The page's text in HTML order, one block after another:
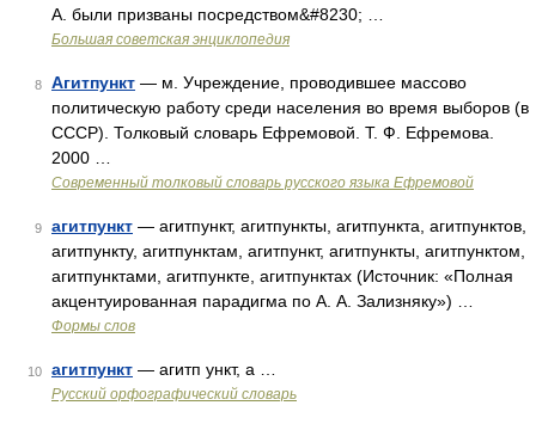
А. были призваны посредством&#8230; …
Большая советская энциклопедия
8 Агитпункт — м. Учреждение, проводившее массово
политическую работу среди населения во время выборов (в
СССР). Толковый словарь Ефремовой. Т. Ф. Ефремова.
2000 …
Современный толковый словарь русского языка Ефремовой
9 агитпункт — агитпункт, агитпункты, агитпункта, агитпунктов,
агитпункту, агитпунктам, агитпункт, агитпункты, агитпунктом,
агитпунктами, агитпункте, агитпунктах (Источник: «Полная
акцентуированная парадигма по А. А. Зализняку») …
Формы слов
10 агитпункт — агитп ункт, а …
Русский орфографический словарь